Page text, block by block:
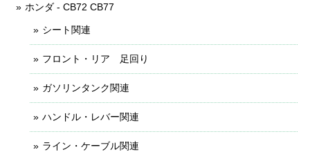
ホンダ - CB72 CB77
シート関連
フロント・リア 足回り
ガソリンタンク関連
ハンドル・レバー関連
ライン・ケーブル関連